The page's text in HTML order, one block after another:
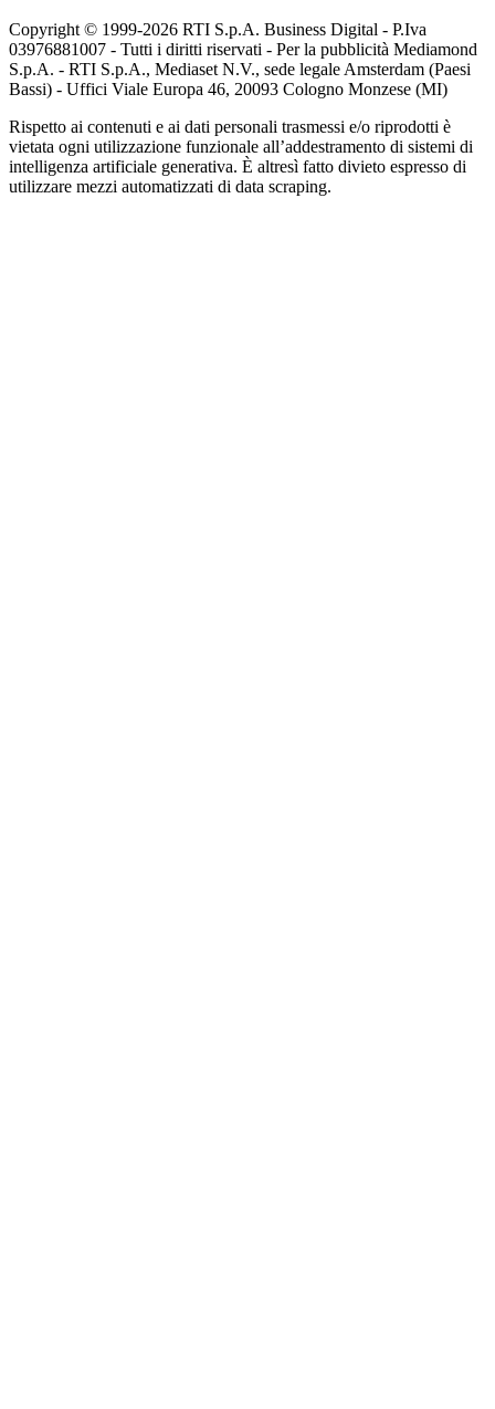
Copyright © 1999-2026 RTI S.p.A. Business Digital - P.Iva
03976881007 - Tutti i diritti riservati - Per la pubblicità Mediamond
S.p.A. - RTI S.p.A., Mediaset N.V., sede legale Amsterdam (Paesi
Bassi) - Uffici Viale Europa 46, 20093 Cologno Monzese (MI)
Rispetto ai contenuti e ai dati personali trasmessi e/o riprodotti è
vietata ogni utilizzazione funzionale all’addestramento di sistemi di
intelligenza artificiale generativa. È altresì fatto divieto espresso di
utilizzare mezzi automatizzati di data scraping.